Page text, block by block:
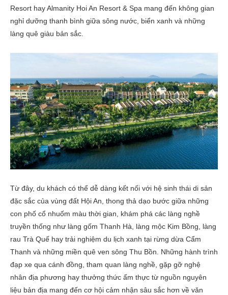
Resort hay Almanity Hoi An Resort & Spa mang đến không gian
nghỉ dưỡng thanh bình giữa sông nước, biển xanh và những
làng quê giàu bản sắc.
Từ đây, du khách có thể dễ dàng kết nối với hệ sinh thái di sản
đặc sắc của vùng đất Hội An, thong thả dạo bước giữa những
con phố cổ nhuốm màu thời gian, khám phá các làng nghề
truyền thống như làng gốm Thanh Hà, làng mộc Kim Bồng, làng
rau Trà Quế hay trải nghiệm du lịch xanh tại rừng dừa Cẩm
Thanh và những miền quê ven sông Thu Bồn. Những hành trình
đạp xe qua cánh đồng, tham quan làng nghề, gặp gỡ nghệ
nhân địa phương hay thưởng thức ẩm thực từ nguồn nguyên
liệu bản địa mang đến cơ hội cảm nhận sâu sắc hơn về văn